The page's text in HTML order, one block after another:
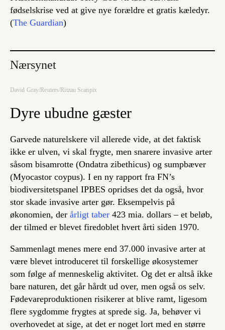
fødselskrise ved at give nye forældre et gratis kæledyr.
(The Guardian)
Nærsynet
David Gray/Reuters/Ritzau Scanpix
Dyre ubudne gæster
Garvede naturelskere vil allerede vide, at det faktisk
ikke er ulven, vi skal frygte, men snarere invasive arter
såsom bisamrotte (Ondatra zibethicus) og sumpbæver
(Myocastor coypus). I en ny rapport fra FN’s
biodiversitetspanel IPBES opridses det da også, hvor
stor skade invasive arter gør. Eksempelvis på
økonomien, der årligt taber 423 mia. dollars – et beløb,
der tilmed er blevet firedoblet hvert årti siden 1970.
Sammenlagt menes mere end 37.000 invasive arter at
være blevet introduceret til forskellige økosystemer
som følge af menneskelig aktivitet. Og det er altså ikke
bare naturen, det går hårdt ud over, men også os selv.
Fødevareproduktionen risikerer at blive ramt, ligesom
flere sygdomme frygtes at sprede sig. Ja, behøver vi
overhovedet at sige, at det er noget lort med en større